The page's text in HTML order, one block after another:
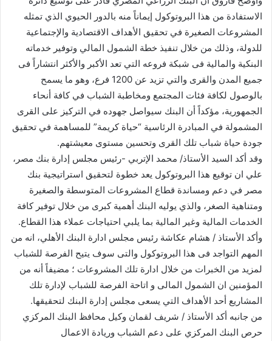
الاستفادة من هذا البروتوكول إيماناً منه بالدور الحيوي الذي تمثله
المشروعات الصغيرة في تحقيق الأهداف الاقتصادية والإجتماعية
للدولة، وذلك من خلال تنفيذ خطة الشمول المالي وتوفير خدماته
البنكية والمالية فى شبكة فروعه التي تعد الأكبر والأكثر انتشاراً فى
جميع المدن والقرى والتي تزيد عن 1200 فرع، وهو ما يسمح
بالوصول لكافة فئات المجتمع ومخاطبة الشباب في كافة أنحاء
الجمهورية، مؤكداً أن البنك سيواصل جهوده في التركيز على القرى
المشمولة في المبادرة الرئاسية “حياة كريمة” للمساهمة في تحقيق
جودة حياة شباب تلك القرى وتحسين مستوى معيشتهم.
وقد أكد السيد الأستاذ/ محمد الإتربي -رئيس مجلس إدارة بنك مصر،
علي ان توقيع هذا البروتوكول يعد خطوة لتحقيق استراتيجية بنك
مصر في دعم ومساندة قطاع المشروعات المتوسطة والصغيرة
ومتناهية الصغر، والذي يوليه البنك أهمية كبرى من خلال توفير كافة
الخدمات المالية وغير المالية بما يلبي احتياجات عملاء هذا القطاع.
وأكد الأستاذ / هشام عكاشة رئيس مجلس ادارة البنك الأهلي، انه من
المهم التواجد فى هذا البروتوكول والتى سوف يتيح الفرصة للشباب
لمزيد من الخبرات من خلال ادارة تلك المشروعات ؛ مضيفاً أنه من
المؤمنين ان الشمول المالى و اتاحة الفرصة للشباب لإدارة تلك
المشاريع أحد الأهداف التي يسعى مجلس إدارة البنك لتحقيقها.
من جانبه أكد الأستاذ / شريف لقمان وكيل محافظ البنك المركزي
حرص البنك المركزي على دعم الشباب وريادة الاعمال